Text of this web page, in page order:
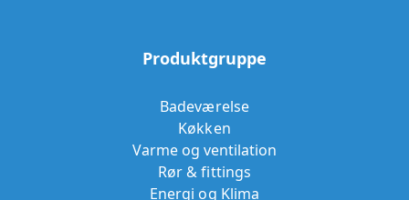
Produktgruppe
Badeværelse
Køkken
Varme og ventilation
Rør & fittings
Energi og Klima